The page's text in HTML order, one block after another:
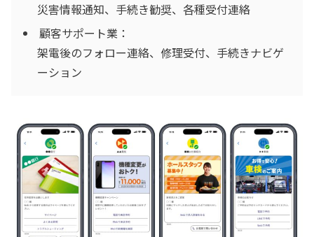
災害情報通知、手続き勧奨、各種受付連絡
顧客サポート業：
架電後のフォロー連絡、修理受付、手続きナビゲ
ーション